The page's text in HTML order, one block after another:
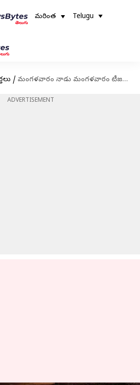
మరింత Telugu
/ మంగళవారం నాడు మంగ‌ళ‌వారం టీజ‌ర్ రిలీజ్.. బోల్డ్‌ లుక్ ఇచ్చిన పాయ‌ల్ రాజ్‌పుత్
ADVERTISEMENT